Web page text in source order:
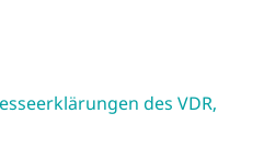
des VDR,